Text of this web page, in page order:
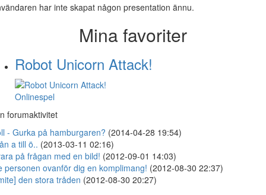
har inte skapat någon presentation ännu.
Mina favoriter
Robot Unicorn Attack!
Onlinespel
forumaktivitet
- Gurka på hamburgaren? (2014-04-28 19:54)
a till ö.. (2013-03-11 02:16)
på frågan med en bild! (2012-09-01 14:03)
personen ovanför dig en komplimang! (2012-08-30 22:37)
den stora tråden (2012-08-30 20:27)